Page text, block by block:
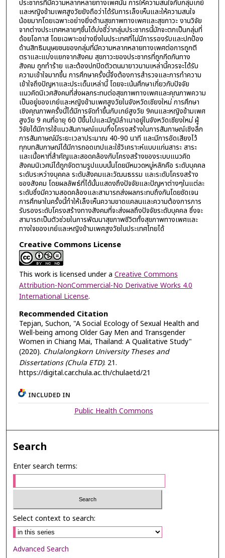
ประชากรที่มีความหลากหลายทางเพศนั้น การให้ความสนใจกับกลุ่มเกย์
และหญิงข้ามเพศสูงวัยยังถือว่าได้รับการเล็งเห็นและให้ความสนใจ
น้อยมากโดยเฉพาะอย่างยิ่งด้านสุขภาพทางเพศและสุขภาวะ งานวิจัย
จากต่างประเทศหลายๆชิ้นได้บ่งชี้ว่ากลุ่มประชากรนี้มักจะตกเป็นกลุ่มที่
ด้อยโอกาส โดยเฉพาะอย่างยิ่งในประเทศที่ไม่มีการรองรับและปกป้อง
ด้านสิทธิมนุษยชนของกลุ่มที่มีความหลากหลายทางเพศต่อการถูกตี
ตราและแบ่งแยกจากสังคม สุขภาวะของประชากรที่ถูกกีดกันทาง
สังคม ถูกทำร้าย และต้องปกปิดตัวตนมายาวนานเหล่านี้ควรจะได้รับ
ความเข้าใจมากขึ้น การศึกษาครั้งนี้จึงต้องการสำรวจและการทำความ
เข้าใจถึงปัญหาและประเด็นเหล่านี้ โดยจะเน้นศึกษาเกี่ยวกับปัจจัย
แนวคิดนิเวศสังคมที่ส่งผลกระทบต่อสุขภาพทางเพศและคุณภาพความ
เป็นอยู่ของเกย์และหญิงข้ามเพศสูงวัยในจังหวัดเชียงใหม่ การศึกษา
เชิงคุณภาพครั้งนี้ได้มีการจัดทำขึ้นกับเกย์สูงวัย 9คนและหญิงข้ามเพศ
สูงวัย 9 คนที่อายุ 60 ปีขึ้นไปและมีภูมิลำเนาอยู่ในจังหวัดเชียงใหม่ ผู้
วิจัยได้มีการใช้แนวสัมภาษณ์แบบกึ่งโครงสร้างในการสัมภาษณ์เชิงลึก
การสัมภาษณ์มีระยะเวลาประมาณ 40-90 นาที และมีการอัดเสียงไว้
ทุกบทสัมภาษณ์ได้มีการถอดเทปและใช้วิเคราะห์แบบแก่นสาระ สาระ
และเนื้อหาที่สำคัญและสอดคล้องกับโครงสร้างของระบบแนวคิด
สังคมนิเวศน์ได้ถูกจัดตามรูปแบบนั้นโดยมีหมวดหมู่หลักคือ ระดับบุคคล
ระดับระหว่างบุคคล ระดับสังคมและวัฒนธรรม และระดับโครงสร้าง
ของสังคม โดยผลลัพธ์ที่ได้นั้นแสดงถึงปัจจัยและปัญหาต่างๆในแต่ละ
ระดับซึ่งมีความสอดคล้องและสามารถส่งผลกระทบถึงกันโดยชัดเจน
การศึกษาในครั้งนี้ทำให้เล็งเห็นความขาดแคลนและความต้องการการ
รับรองระดับโครงสร้างทางสังคมที่จะส่งผลถึงปัจจัยระดับบุคคล ซึ่งจะ
สามารถเป็นตัวช่วยในการพัฒนาสุขภาพชีวิตทั้งสุขภาพทางเพศและ
ทางใจของเกย์และหญิงข้ามเพศสูงวัยในประเทศไทยได้
Creative Commons License
This work is licensed under a Creative Commons
Attribution-NonCommercial-No Derivative Works 4.0
International License.
Recommended Citation
Tepjan, Suchon, "A Social Ecology of Sexual Health and
Well-being among Older Gay Men and Transgender
Women in Chiang Mai, Thailand: A Qualitative Study"
(2020). Chulalongkorn University Theses and
Dissertations (Chula ETD). 21.
https://digital.car.chula.ac.th/chulaetd/21
INCLUDED IN
Public Health Commons
Search
Enter search terms:
Select context to search:
Advanced Search